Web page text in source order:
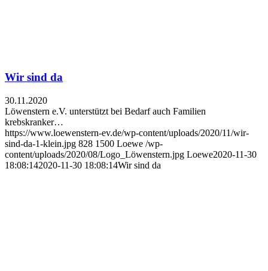
Wir sind da
30.11.2020
Löwenstern e.V. unterstützt bei Bedarf auch Familien
krebskranker…
https://www.loewenstern-ev.de/wp-content/uploads/2020/11/wir-
sind-da-1-klein.jpg 828 1500 Loewe /wp-
content/uploads/2020/08/Logo_Löwenstern.jpg Loewe2020-11-30
18:08:142020-11-30 18:08:14Wir sind da